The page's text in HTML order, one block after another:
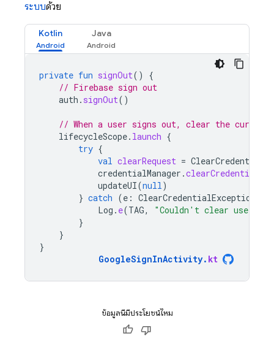
ระบบด้วย
Kotlin Java
private fun signOut()
{
// Firebase sign out
auth . signOut()
// When a user signs out, clear the
lifecycleScope. launch {
try {
val clearRequest =
credentialManager .
updateUI(null)
} catch (e : ClearCredentialException
Log . e(TAG,
"Couldn't clear user
}
}
}
GoogleSignInActivity. kt
ข้อมูลนี้มีประโยชน์ไหม